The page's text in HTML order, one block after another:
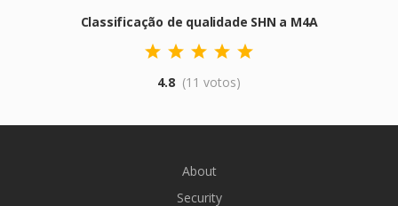
Classificação de qualidade SHN a M4A
4.8 (11 votos)
About
Security